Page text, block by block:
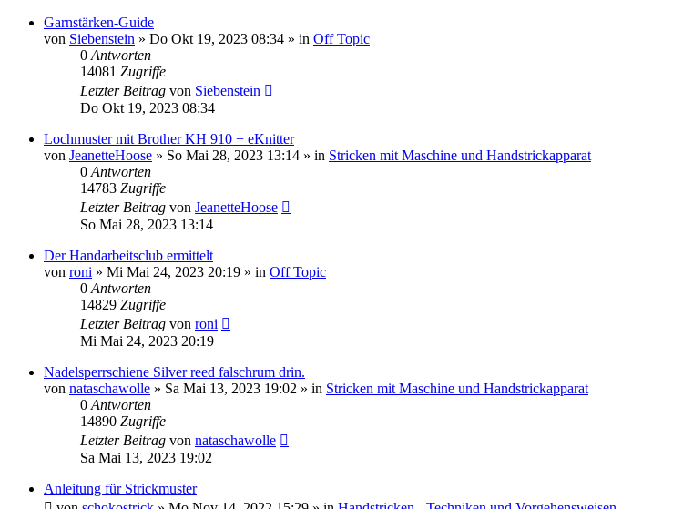
Garnstärken-Guide
von Siebenstein » Do Okt 19, 2023 08:34 » in Off Topic
0 Antworten
14081 Zugriffe
Letzter Beitrag von Siebenstein
Do Okt 19, 2023 08:34
Lochmuster mit Brother KH 910 + eKnitter
von JeanetteHoose » So Mai 28, 2023 13:14 » in Stricken mit Maschine und Handstrickapparat
0 Antworten
14783 Zugriffe
Letzter Beitrag von JeanetteHoose
So Mai 28, 2023 13:14
Der Handarbeitsclub ermittelt
von roni » Mi Mai 24, 2023 20:19 » in Off Topic
0 Antworten
14829 Zugriffe
Letzter Beitrag von roni
Mi Mai 24, 2023 20:19
Nadelsperrschiene Silver reed falschrum drin.
von nataschawolle » Sa Mai 13, 2023 19:02 » in Stricken mit Maschine und Handstrickapparat
0 Antworten
14890 Zugriffe
Letzter Beitrag von nataschawolle
Sa Mai 13, 2023 19:02
Anleitung für Strickmuster